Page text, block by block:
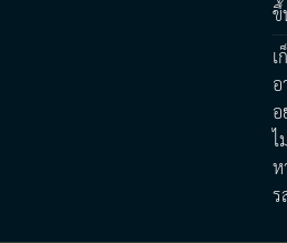
ขึ้
เ
อ
อ
ไ
ห
ร